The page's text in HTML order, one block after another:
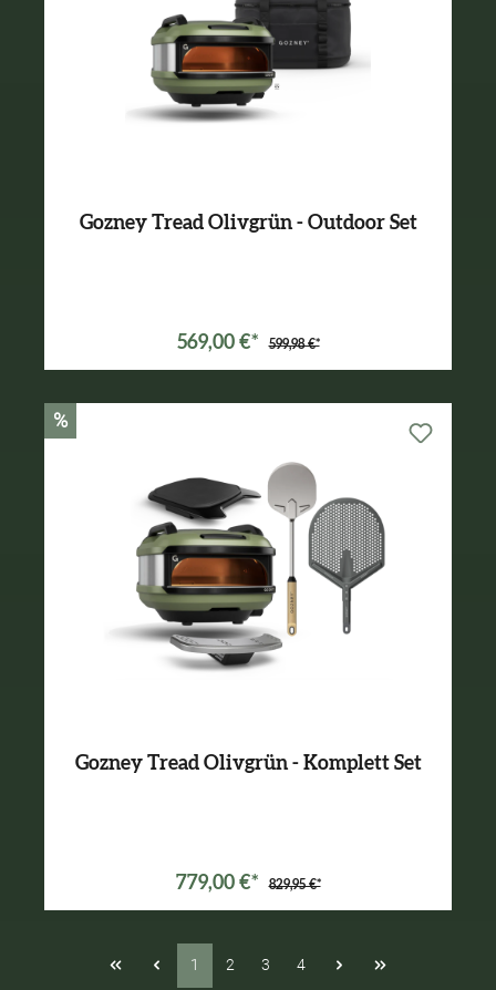
Gozney Tread Olivgrün - Outdoor Set
569,00 €* 599,98 €*
%
Gozney Tread Olivgrün - Komplett Set
779,00 €* 829,95 €*
1 2 3 4